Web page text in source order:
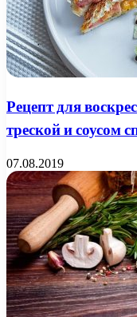
Рецепт для
треской и соусом
07.08.2019